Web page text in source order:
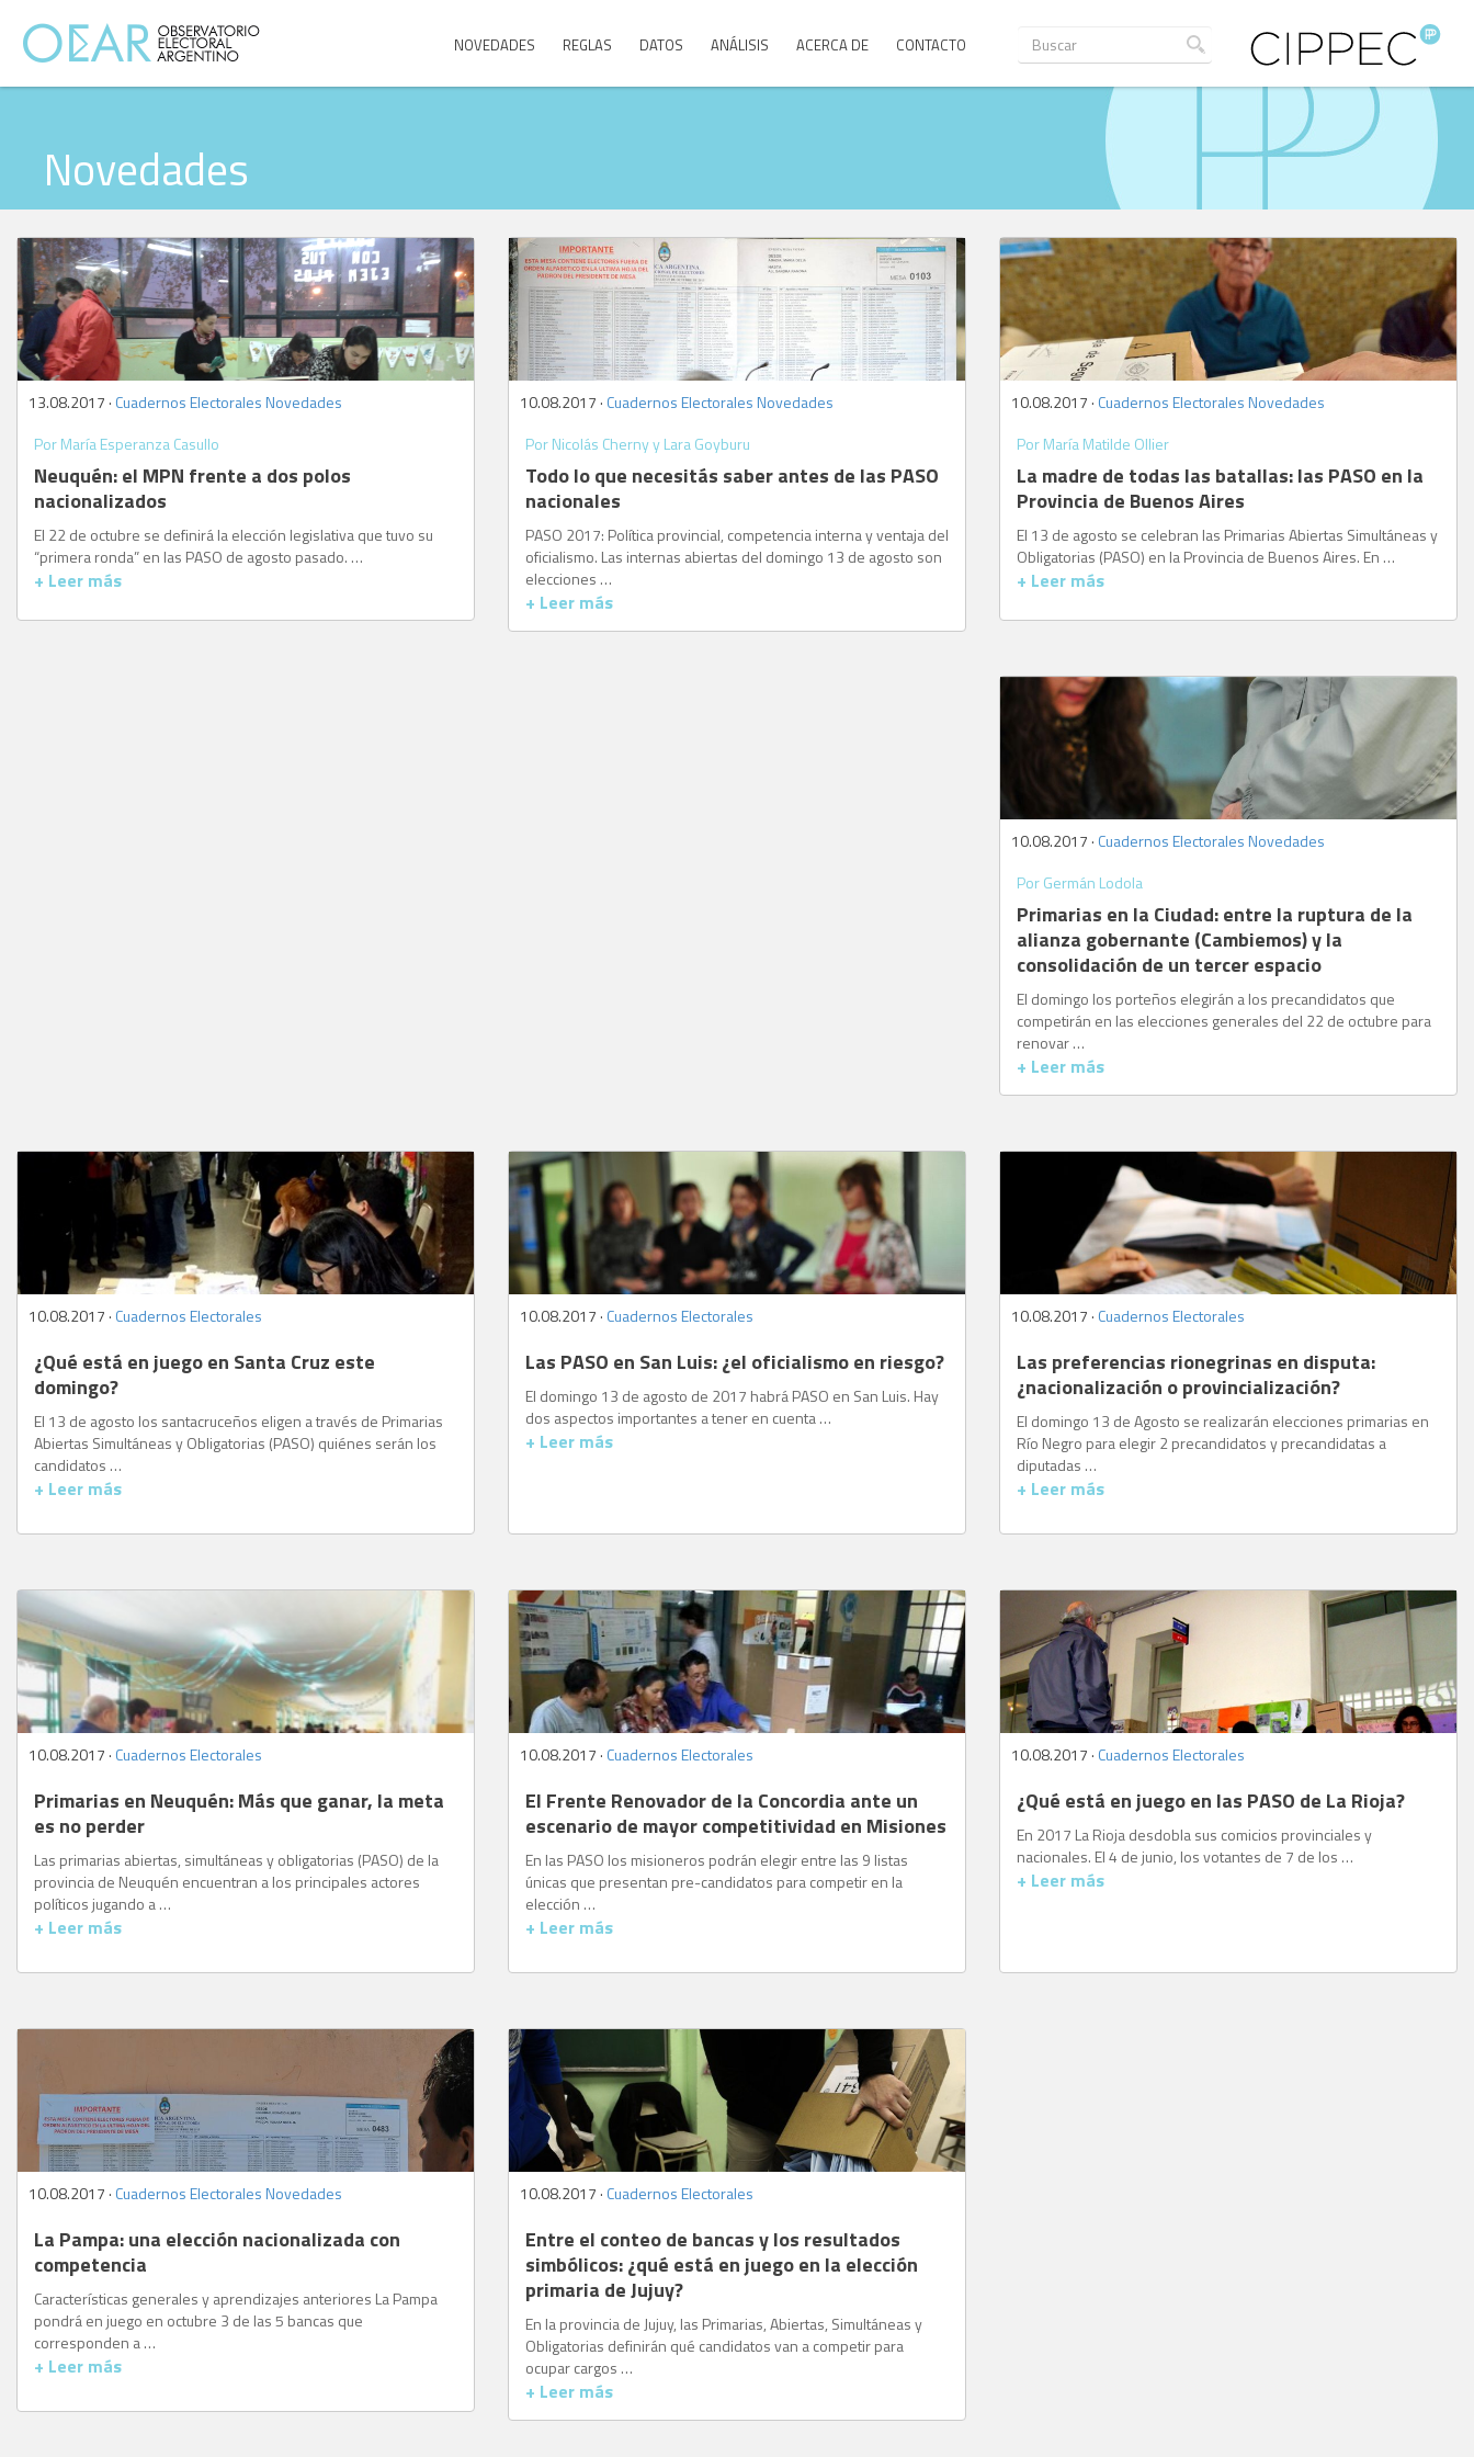
NOVEDADES REGLAS DATOS ANÁLISIS ACERCA DE CONTACTO
Novedades
13.08.2017 · Cuadernos ElectoralesNovedades
Por María Esperanza Casullo
Neuquén: el MPN frente a dos polos
nacionalizados
El 22 de octubre se definirá la elección legislativa que tuvo su
“primera ronda” en las PASO de agosto pasado. …
+ Leer más
10.08.2017 · Cuadernos ElectoralesNovedades
Por Nicolás Cherny y Lara Goyburu
Todo lo que necesitás saber antes de las PASO
nacionales
PASO 2017: Política provincial, competencia interna y ventaja del
oficialismo. Las internas abiertas del domingo 13 de agosto son
elecciones …
+ Leer más
10.08.2017 · Cuadernos ElectoralesNovedades
Por María Matilde Ollier
La madre de todas las batallas: las PASO en la
Provincia de Buenos Aires
El 13 de agosto se celebran las Primarias Abiertas Simultáneas y
Obligatorias (PASO) en la Provincia de Buenos Aires. En …
+ Leer más
10.08.2017 · Cuadernos ElectoralesNovedades
Por Germán Lodola
Primarias en la Ciudad: entre la ruptura de la
alianza gobernante (Cambiemos) y la
consolidación de un tercer espacio
El domingo los porteños elegirán a los precandidatos que
competirán en las elecciones generales del 22 de octubre para
renovar …
+ Leer más
10.08.2017 · Cuadernos Electorales
¿Qué está en juego en Santa Cruz este
domingo?
El 13 de agosto los santacruceños eligen a través de Primarias
Abiertas Simultáneas y Obligatorias (PASO) quiénes serán los
candidatos …
+ Leer más
10.08.2017 · Cuadernos Electorales
Las PASO en San Luis: ¿el oficialismo en riesgo?
El domingo 13 de agosto de 2017 habrá PASO en San Luis. Hay
dos aspectos importantes a tener en cuenta …
+ Leer más
10.08.2017 · Cuadernos Electorales
Las preferencias rionegrinas en disputa:
¿nacionalización o provincialización?
El domingo 13 de Agosto se realizarán elecciones primarias en
Río Negro para elegir 2 precandidatos y precandidatas a
diputadas …
+ Leer más
10.08.2017 · Cuadernos Electorales
Primarias en Neuquén: Más que ganar, la meta
es no perder
Las primarias abiertas, simultáneas y obligatorias (PASO) de la
provincia de Neuquén encuentran a los principales actores
políticos jugando a …
+ Leer más
10.08.2017 · Cuadernos Electorales
El Frente Renovador de la Concordia ante un
escenario de mayor competitividad en Misiones
En las PASO los misioneros podrán elegir entre las 9 listas
únicas que presentan pre-candidatos para competir en la
elección …
+ Leer más
10.08.2017 · Cuadernos Electorales
¿Qué está en juego en las PASO de La Rioja?
En 2017 La Rioja desdobla sus comicios provinciales y
nacionales. El 4 de junio, los votantes de 7 de los …
+ Leer más
10.08.2017 · Cuadernos ElectoralesNovedades
La Pampa: una elección nacionalizada con
competencia
Características generales y aprendizajes anteriores La Pampa
pondrá en juego en octubre 3 de las 5 bancas que
corresponden a …
+ Leer más
10.08.2017 · Cuadernos Electorales
Entre el conteo de bancas y los resultados
simbólicos: ¿qué está en juego en la elección
primaria de Jujuy?
En la provincia de Jujuy, las Primarias, Abiertas, Simultáneas y
Obligatorias definirán qué candidatos van a competir para
ocupar cargos …
+ Leer más